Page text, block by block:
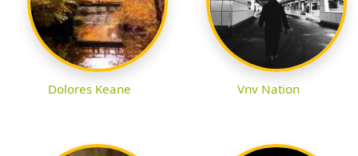
Dolores Keane Vnv Nation